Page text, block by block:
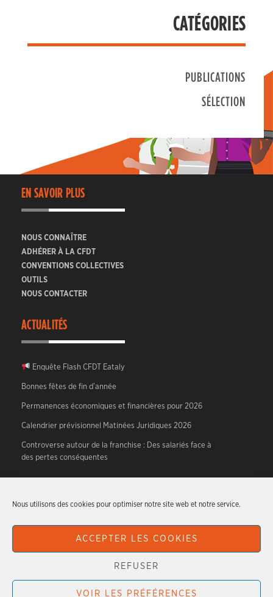
Nous utilisons des cookies pour optimiser notre site web et notre service.
ACCEPTER LES COOKIES
REFUSER
VOIR LES PRÉFÉRENCES
CATÉGORIES
PUBLICATIONS
SÉLECTION
EN SAVOIR PLUS
NOUS CONNAÎTRE
ADHÉRER À LA CFDT
CONVENTIONS COLLECTIVES
OUTILS
NOUS CONTACTER
ACTUALITÉS
Enquête Flash CFDT Eataly
Bonnes fêtes de fin d’année
Permanences économiques et financières pour 2026
Calendrier prévisionnel Matinées Juridiques 2026
Controverse autour de la franchise : Des salariés face à
des pertes conséquentes
CFDT HTR – Hotellerie, Tourisme, Restauration.
Articles originaux écrits par les militants du syndicat.